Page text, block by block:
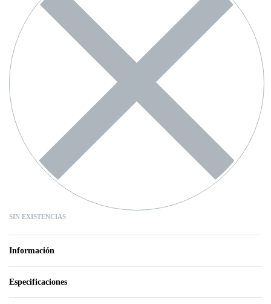
SIN EXISTENCIAS
Información
Especificaciones